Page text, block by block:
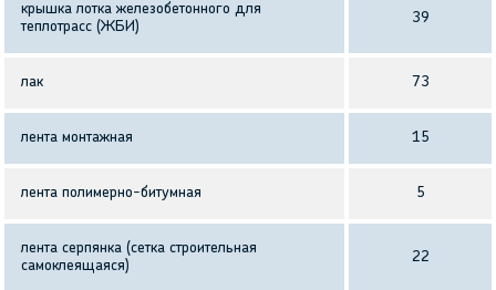
крышка лотка железобетонного для
теплотрасс (ЖБИ)
39
лак 73
лента монтажная 15
лента полимерно-битумная 5
лента серпянка (сетка строительная
самоклеящаяся)
22